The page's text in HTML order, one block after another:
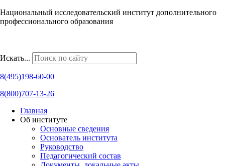
Национальный исследовательский институт дополнительного
профессионального образования
Искать...
8(495)198-60-00
8(800)707-13-26
Главная
Об институте
Основные сведения
Основатель института
Руководство
Педагогический состав